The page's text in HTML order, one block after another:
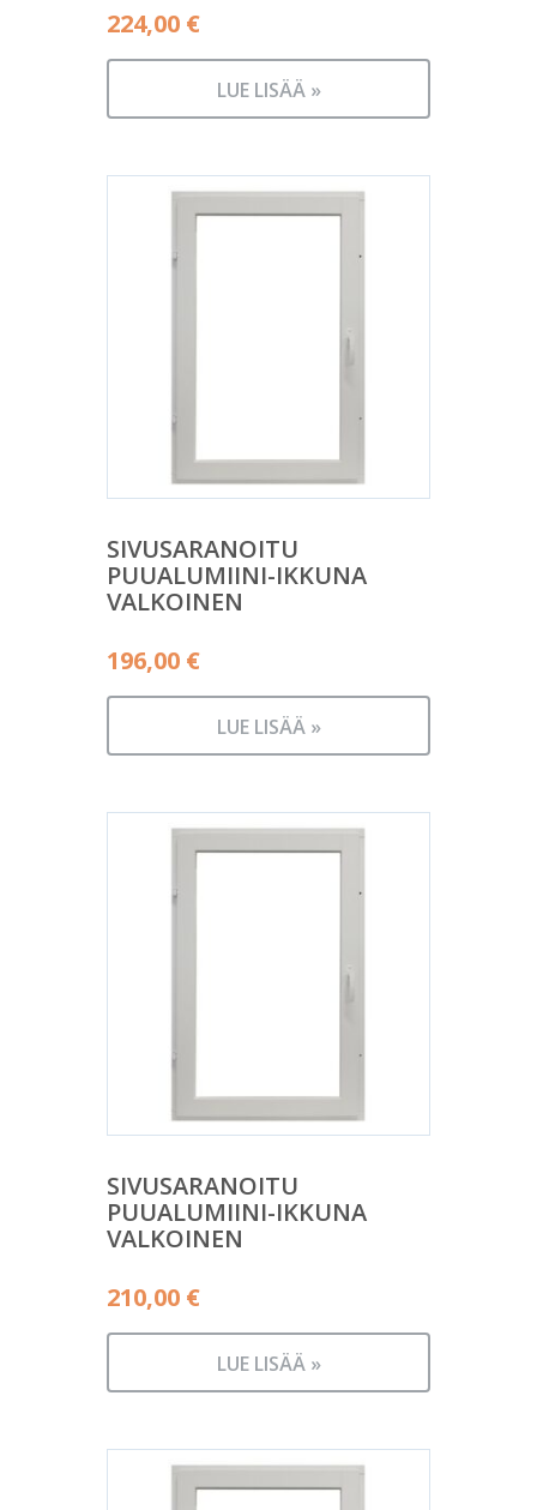
224,00 €
LUE LISÄÄ »
SIVUSARANOITU
PUUALUMIINI-IKKUNA
VALKOINEN
196,00 €
LUE LISÄÄ »
SIVUSARANOITU
PUUALUMIINI-IKKUNA
VALKOINEN
210,00 €
LUE LISÄÄ »